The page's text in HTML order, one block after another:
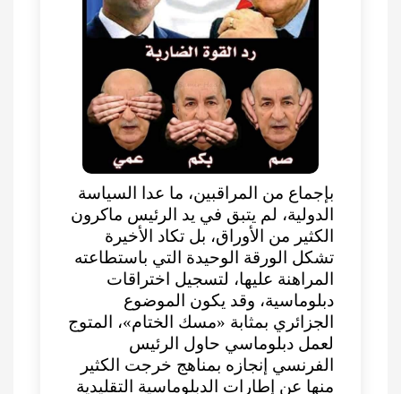
بإجماع من المراقبين، ما عدا السياسة
الدولية، لم يتبق في يد الرئيس ماكرون
الكثير من الأوراق، بل تكاد الأخيرة
تشكل الورقة الوحيدة التي باستطاعته
المراهنة عليها، لتسجيل اختراقات
دبلوماسية، وقد يكون الموضوع
الجزائري بمثابة «مسك الختام»، المتوج
لعمل دبلوماسي حاول الرئيس
الفرنسي إنجازه بمناهج خرجت الكثير
منها عن إطارات الدبلوماسية التقليدية